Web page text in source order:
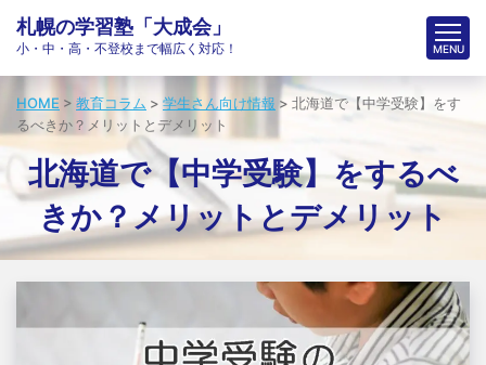
札幌の学習塾「大成会」
小・中・高・不登校まで幅広く対応！
HOME > 教育コラム > 学生さん向け情報 > 北海道で【中学受験】をす
るべきか？メリットとデメリット
北海道で【中学受験】をするべ
きか？メリットとデメリット